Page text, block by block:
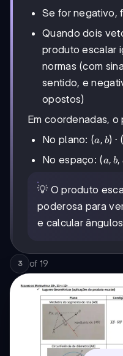
Se for negativo,
Quando dois
produto escalar
normas (com
sentido, e
opostos)
Em coordenadas,
No plano: (a, b)
(c, d)
+ bd
(a, b) ⋅ (
No espaço: (a, b,
(d,
f) =
ad +
(a, b,
💡 O produto
poderosa para
e calcular
3 of 19